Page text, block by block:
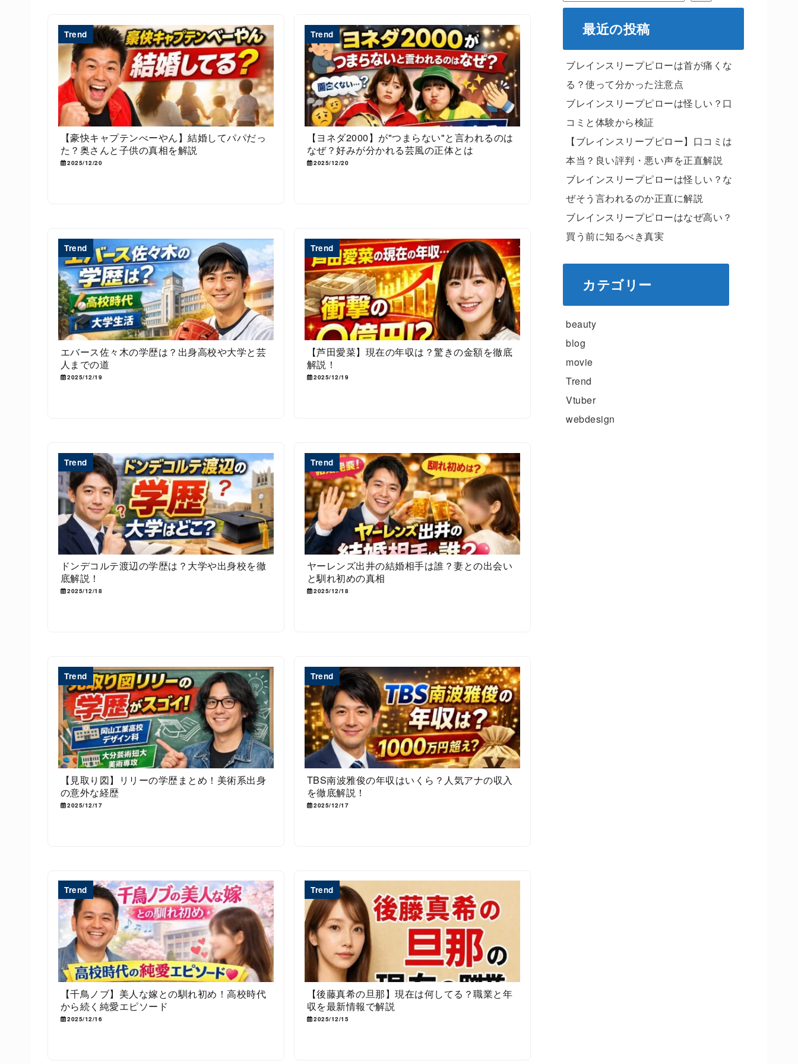
Trend
【豪快キャプテンべーやん】結婚してパパだっ
た？奥さんと子供の真相を解説
2025/12/20
Trend
【ヨネダ2000】が"つまらない"と言われるのは
なぜ？好みが分かれる芸風の正体とは
2025/12/20
Trend
エバース佐々木の学歴は？出身高校や大学と芸
人までの道
2025/12/19
Trend
【芦田愛菜】現在の年収は？驚きの金額を徹底
解説！
2025/12/19
Trend
ドンデコルテ渡辺の学歴は？大学や出身校を徹
底解説！
2025/12/18
Trend
ヤーレンズ出井の結婚相手は誰？妻との出会い
と馴れ初めの真相
2025/12/18
Trend
【見取り図】リリーの学歴まとめ！美術系出身
の意外な経歴
2025/12/17
Trend
TBS南波雅俊の年収はいくら？人気アナの収入
を徹底解説！
2025/12/17
Trend
【千鳥ノブ】美人な嫁との馴れ初め！高校時代
から続く純愛エピソード
2025/12/16
Trend
【後藤真希の旦那】現在は何してる？職業と年
収を最新情報で解説
2025/12/15
最近の投稿
ブレインスリープピローは首が痛くな
る？使って分かった注意点
ブレインスリープピローは怪しい？口
コミと体験から検証
【ブレインスリープピロー】口コミは
本当？良い評判・悪い声を正直解説
ブレインスリープピローは怪しい？な
ぜそう言われるのか正直に解説
ブレインスリープピローはなぜ高い？
買う前に知るべき真実
カテゴリー
beauty
blog
movie
Trend
Vtuber
webdesign